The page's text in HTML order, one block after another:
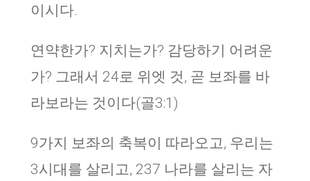
이시다.
연약한가? 지치는가? 감당하기 어려운
가? 그래서 24로 위엣 것, 곧 보좌를 바
라보라는 것이다(골3:1)
9가지 보좌의 축복이 따라오고, 우리는
3시대를 살리고, 237 나라를 살리는 자